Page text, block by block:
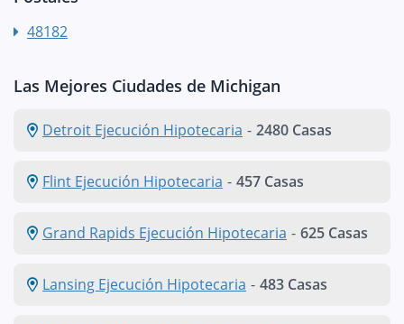
48182
Las Mejores Ciudades de Michigan
Detroit Ejecución Hipotecaria - 2480 Casas
Flint Ejecución Hipotecaria - 457 Casas
Grand Rapids Ejecución Hipotecaria - 625 Casas
Lansing Ejecución Hipotecaria - 483 Casas